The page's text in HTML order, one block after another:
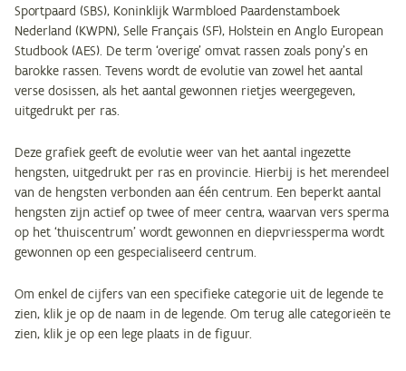
Sportpaard (SBS), Koninklijk Warmbloed Paardenstamboek
Nederland (KWPN), Selle Français (SF), Holstein en Anglo European
Studbook (AES). De term ‘overige’ omvat rassen zoals pony’s en
barokke rassen. Tevens wordt de evolutie van zowel het aantal
verse dosissen, als het aantal gewonnen rietjes weergegeven,
uitgedrukt per ras.
Deze grafiek geeft de evolutie weer van het aantal ingezette
hengsten, uitgedrukt per ras en provincie. Hierbij is het merendeel
van de hengsten verbonden aan één centrum. Een beperkt aantal
hengsten zijn actief op twee of meer centra, waarvan vers sperma
op het ‘thuiscentrum’ wordt gewonnen en diepvriessperma wordt
gewonnen op een gespecialiseerd centrum.
Om enkel de cijfers van een specifieke categorie uit de legende te
zien, klik je op de naam in de legende. Om terug alle categorieën te
zien, klik je op een lege plaats in de figuur.